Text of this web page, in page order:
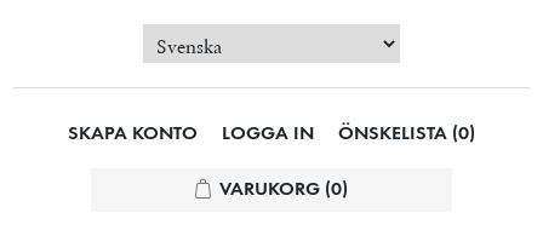
SKAPA KONTO LOGGA IN ÖNSKELISTA (0)
VARUKORG (0)